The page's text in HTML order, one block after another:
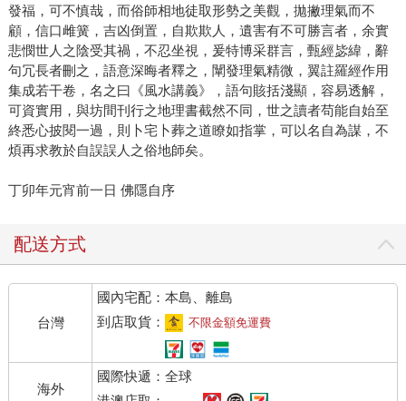
發福，可不慎哉，而俗師相地徒取形勢之美觀，拋撇理氣而不
顧，信口雌簧，吉凶倒置，自欺欺人，遺害有不可勝言者，余實
悲憫世人之陰受其禍，不忍坐視，爰特博采群言，甄經毖緯，辭
句冗長者刪之，語意深晦者釋之，闡發理氣精微，翼註羅經作用
集成若干卷，名之曰《風水講義》，語句賅括淺顯，容易透解，
可資實用，與坊間刊行之地理書截然不同，世之讀者苟能自始至
終悉心披閱一過，則卜宅卜葬之道瞭如指掌，可以名自為謀，不
煩再求教於自誤誤人之俗地師矣。
丁卯年元宵前一日 佛隱自序
配送方式
台灣
國內宅配：本島、離島
到店取貨：
不限金額免運費
海外
國際快遞：全球